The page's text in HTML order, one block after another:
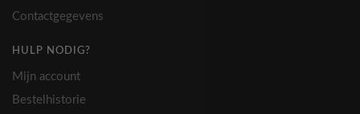
Contactgegevens
HULP NODIG?
Mijn account
Bestelhistorie